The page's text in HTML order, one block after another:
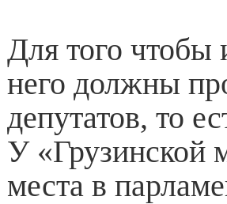
Для того чтобы
него должны
депутатов, то
У «Грузинской
места в